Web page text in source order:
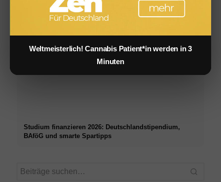
Social Media Werbeanzeigen: Mehr Verkäufe durch
gezieltes Online Marketing
Studium finanzieren 2026: Deutschlandstipendium,
BAföG und smarte Spartipps
Weltmeisterlich! Cannabis Patient*in werden in 3
Minuten